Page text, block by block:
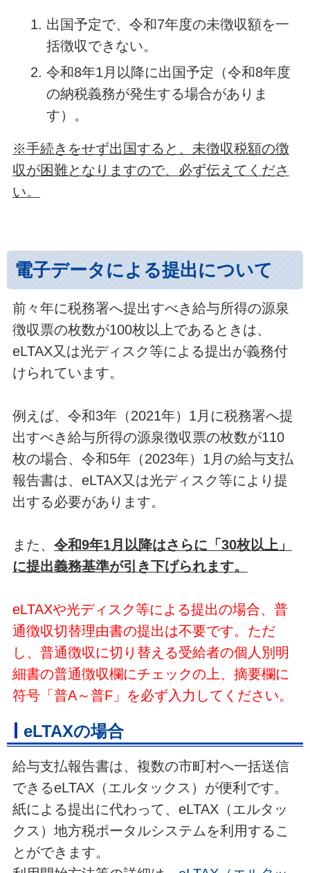
出国予定で、令和7年度の未徴収額を一
括徴収できない。
令和8年1月以降に出国予定（令和8年度
の納税義務が発生する場合がありま
す）。
※手続きをせず出国すると、未徴収税額の徴
収が困難となりますので、必ず伝えてくださ
い。
電子データによる提出について
前々年に税務署へ提出すべき給与所得の源泉
徴収票の枚数が100枚以上であるときは、
eLTAX又は光ディスク等による提出が義務付
けられています。
例えば、令和3年（2021年）1月に税務署へ提
出すべき給与所得の源泉徴収票の枚数が110
枚の場合、令和5年（2023年）1月の給与支払
報告書は、eLTAX又は光ディスク等により提
出する必要があります。
また、 令和9年1月以降はさらに「30枚以上」
に提出義務基準が引き下げられます。
eLTAXや光ディスク等による提出の場合、普
通徴収切替理由書の提出は不要です。ただ
し、普通徴収に切り替える受給者の個人別明
細書の普通徴収欄にチェックの上、摘要欄に
符号「普A～普F」を必ず入力してください。
eLTAXの場合
給与支払報告書は、複数の市町村へ一括送信
できるeLTAX（エルタックス）が便利です。
紙による提出に代わって、eLTAX（エルタッ
クス）地方税ポータルシステムを利用するこ
とができます。